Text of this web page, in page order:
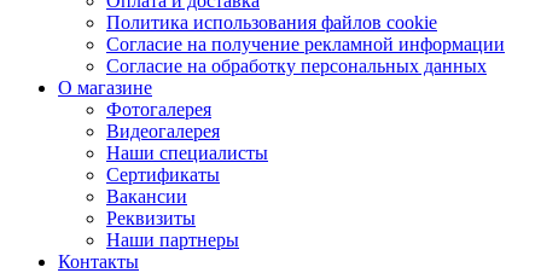
Политика использования файлов cookie
Согласие на получение рекламной информации
Согласие на обработку персональных данных
О магазине
Фотогалерея
Видеогалерея
Наши специалисты
Сертификаты
Вакансии
Реквизиты
Наши партнеры
Контакты